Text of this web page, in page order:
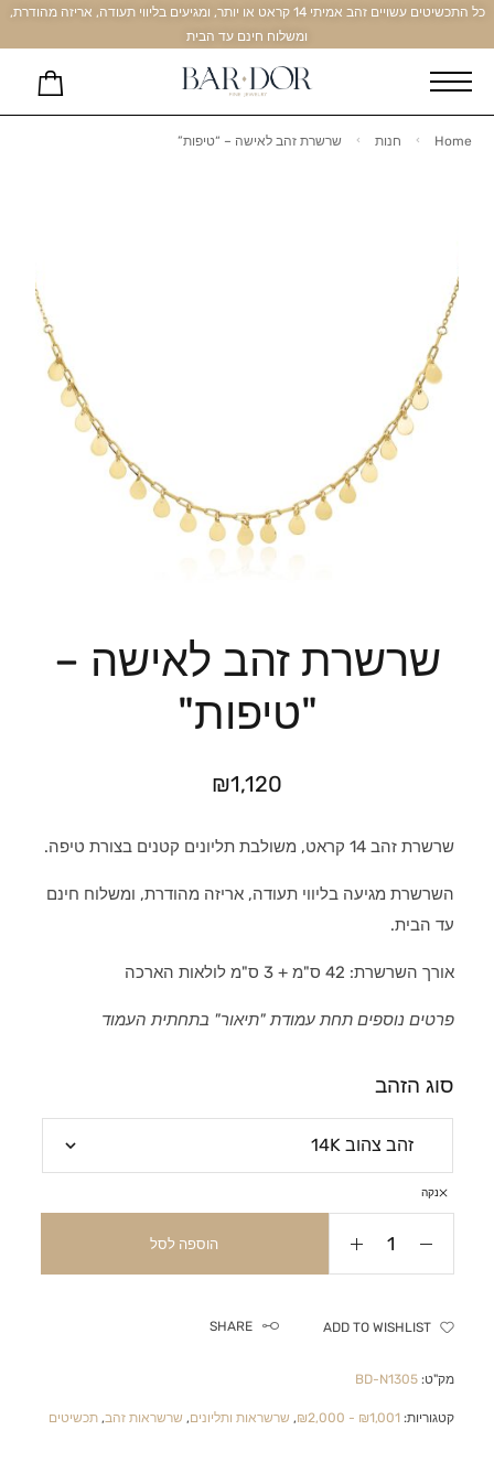
כל התכשיטים עשויים זהב אמיתי 14 קראט או יותר, ומגיעים בליווי תעודה, אריזה מהודרת,
ומשלוח חינם עד הבית
Home חנות שרשרת זהב לאישה – “טיפות”
שרשרת זהב לאישה –
"טיפות"
₪1,120
שרשרת זהב 14 קראט, משולבת תליונים קטנים בצורת טיפה.
השרשרת מגיעה בליווי תעודה, אריזה מהודרת, ומשלוח חינם
עד הבית.
אורך השרשרת: 42 ס"מ + 3 ס"מ לולאות הארכה
פרטים נוספים תחת עמודת "תיאור" בתחתית העמוד
סוג הזהב
נקה
הוספה לסל
ADD TO WISHLIST
SHARE
מק"ט:BD-N1305
קטגוריות: ₪1,001 - ₪2,000
, שרשראות ותליונים, שרשראות זהב,תכשיטים